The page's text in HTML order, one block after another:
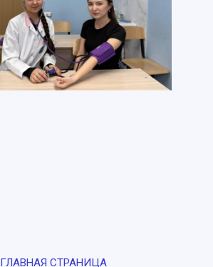
ГЛАВНАЯ СТРАНИЦА